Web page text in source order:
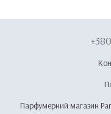
Парфумерний магазин